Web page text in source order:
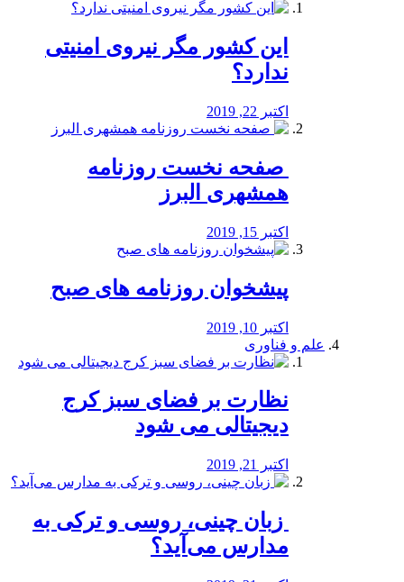
این کشور مگر نیروی امنیتی
ندارد؟
اکتبر 22, 2019
️ صفحه نخست روزنامه‌
همشهری البرز
اکتبر 15, 2019
پیشخوان روزنامه های صبح
اکتبر 10, 2019
علم و فناوری
نظارت بر فضای سبز کرج
دیجیتالی می شود
اکتبر 21, 2019
️ زبان چینی، روسی و ترکی به
مدارس می‌آید؟